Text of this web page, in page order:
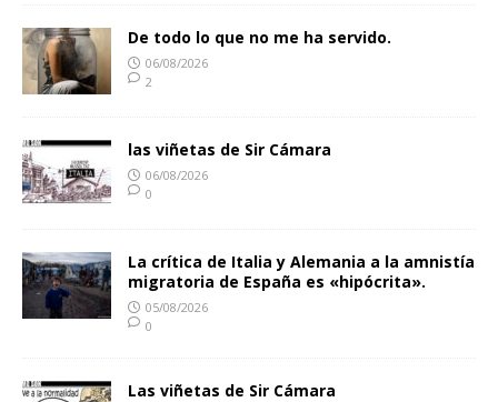
De todo lo que no me ha servido.
06/08/2026
2
las viñetas de Sir Cámara
06/08/2026
0
La crítica de Italia y Alemania a la amnistía
migratoria de España es «hipócrita».
05/08/2026
0
Las viñetas de Sir Cámara